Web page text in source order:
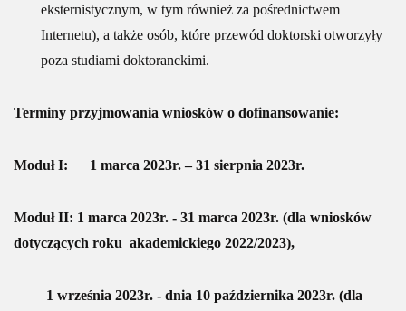
eksternistycznym, w tym również za pośrednictwem
Internetu), a także osób, które przewód doktorski otworzyły
poza studiami doktoranckimi.
Terminy przyjmowania wniosków o dofinansowanie:
Moduł I: 1 marca 2023r. – 31 sierpnia 2023r.
Moduł II: 1 marca 2023r. - 31 marca 2023r. (dla wniosków
dotyczących roku akademickiego 2022/2023),
1 września 2023r. - dnia 10 października 2023r. (dla